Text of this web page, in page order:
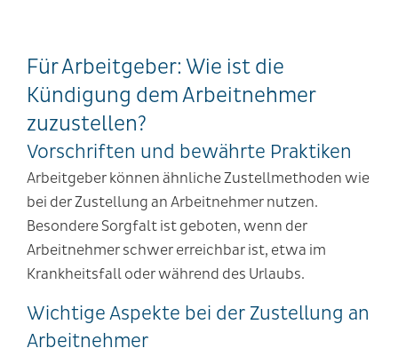
Für Arbeitgeber: Wie ist die
Kündigung dem Arbeitnehmer
zuzustellen?
Vorschriften und bewährte Praktiken
Arbeitgeber können ähnliche Zustellmethoden wie
bei der Zustellung an Arbeitnehmer nutzen.
Besondere Sorgfalt ist geboten, wenn der
Arbeitnehmer schwer erreichbar ist, etwa im
Krankheitsfall oder während des Urlaubs.
Wichtige Aspekte bei der Zustellung an
Arbeitnehmer